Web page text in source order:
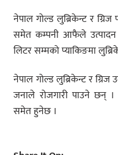
नेपाल गोल्ड लुब्रिकेन्ट र
समेत कम्पनी आफैले
लिटर सम्मको प्याकिङमा
नेपाल गोल्ड लुब्रिकेन्ट र
जनाले रोजगारी पाउने छन् ।
समेत हुनेछ ।